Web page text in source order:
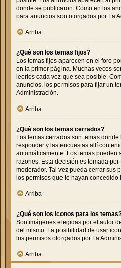
donde se publicaron. Como en los
para anuncios son otorgados por La
Arriba
¿Qué son los temas fijos?
Los temas fijos aparecen en el foro
en la primer página. Muchas veces
leerlos cada vez que sea posible.
anuncios, los permisos para fijar un
Administración.
Arriba
¿Qué son los temas cerrados?
Los temas cerrados son temas
responder y las encuestas allí
automáticamente. Los temas pueden
razones. Esta decisión es tomada
moderador. Tal vez pueda cerrar sus
los permisos que le hayan concedido
Arriba
¿Qué son los iconos para los
Son imágenes elegidas por el autor
del mismo. La posibilidad de usar
los permisos otorgados por La
Arriba